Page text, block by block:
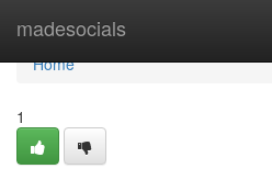
madesocials
Home
Home
1